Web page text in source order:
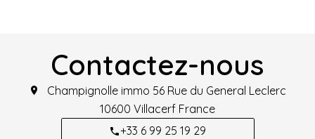
Contactez-nous
Champignolle immo 56 Rue du General Leclerc
10600 Villacerf France
+33 6 99 25 19 29